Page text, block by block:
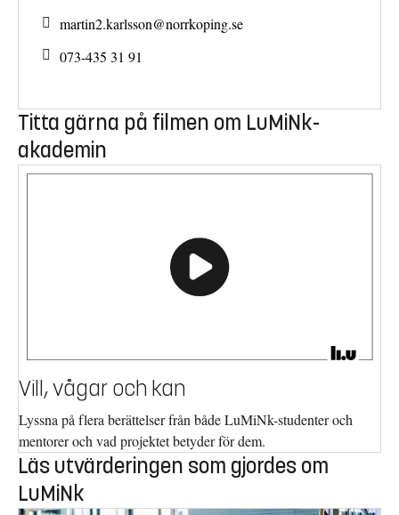
martin2.karlsson@norrkoping.se
073-435 31 91
Titta gärna på filmen om LuMiNk-
akademin
Vill, vågar och kan
Lyssna på flera berättelser från både LuMiNk-studenter och
mentorer och vad projektet betyder för dem.
Läs utvärderingen som gjordes om
LuMiNk